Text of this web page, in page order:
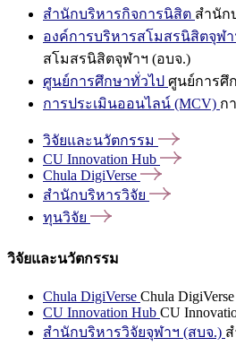
สำนักบริหารกิจการนิสิต สำนัก
องค์การบริหารสโมสรนิสิตจุฬา
สโมสรนิสิตจุฬาฯ (อบจ.)
ศูนย์การศึกษาทั่วไป ศูนย์การศึ
การประเมินออนไลน์ (MCV) ก
วิจัยและนวัตกรรม
CU Innovation Hub
Chula DigiVerse
สำนักบริหารวิจัย
ทุนวิจัย
วิจัยและนวัตกรรม
Chula DigiVerse Chula DigiVerse
CU Innovation Hub CU
สำนักบริหารวิจัยจุฬาฯ (สบจ.)